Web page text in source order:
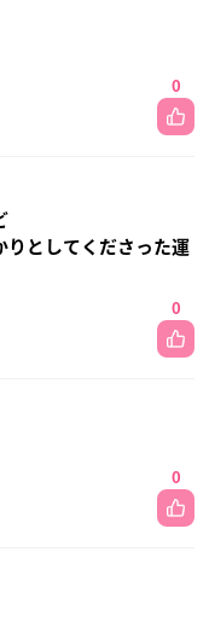
0
りとしてくださった運
0
0